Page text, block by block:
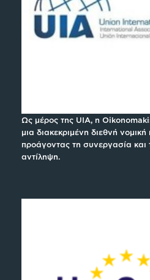
Ως μέρος της UIA, η
μια διακεκριμένη διεθνή νομική
προάγοντας τη συνεργασία και
αντίληψη.